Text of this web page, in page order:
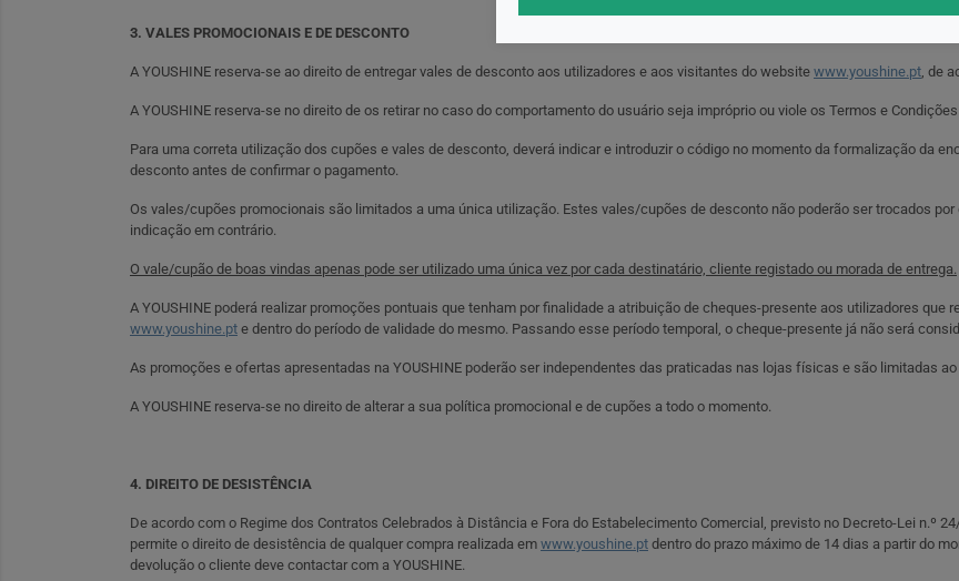
3. VALES PROMOCIONAIS E DE DESCONTO
A YOUSHINE reserva-se ao direito de entregar vales de desconto aos utilizadores e aos visitantes do website www.youshine.pt, de
A YOUSHINE reserva-se no direito de os retirar no caso do comportamento do usuário seja impróprio ou viole os Termos e
Para uma correta utilização dos cupões e vales de desconto, deverá indicar e introduzir o código no momento da formalização da
desconto antes de confirmar o pagamento.
Os vales/cupões promocionais são limitados a uma única utilização. Estes vales/cupões de desconto não poderão ser trocados
indicação em contrário.
O vale/cupão de boas vindas apenas pode ser utilizado uma única vez por cada destinatário, cliente registado ou morada de entrega.
A YOUSHINE poderá realizar promoções pontuais que tenham por finalidade a atribuição de cheques-presente aos utilizadores
www.youshine.pt e dentro do período de validade do mesmo. Passando esse período temporal, o cheque-presente já não será
As promoções e ofertas apresentadas na YOUSHINE poderão ser independentes das praticadas nas lojas físicas e são limitadas
A YOUSHINE reserva-se no direito de alterar a sua política promocional e de cupões a todo o momento.
4. DIREITO DE DESISTÊNCIA
De acordo com o Regime dos Contratos Celebrados à Distância e Fora do Estabelecimento Comercial, previsto no Decreto-Lei n.º
permite o direito de desistência de qualquer compra realizada em www.youshine.pt dentro do prazo máximo de 14 dias a partir do
devolução o cliente deve contactar com a YOUSHINE.